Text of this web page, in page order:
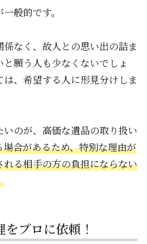
般的です。
なく、故人との思い出の詰ま
願う人も少なくないでしょ
、希望する人に形見分けしま
のが、高価な遺品の取り扱い
合があるため、特別な理由が
る相手の方の負担にならない
プロに依頼！